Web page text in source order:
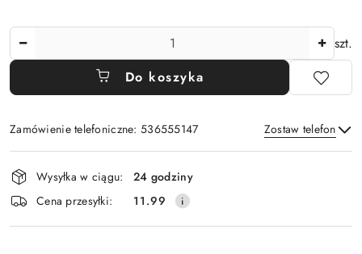
szt.
Do koszyka
Zamówienie telefoniczne: 536555147 Zostaw telefon
Wyślij
Dostępność
i
dostawa
Wysyłka w ciągu:
24 godziny
Cena przesyłki:
11.99